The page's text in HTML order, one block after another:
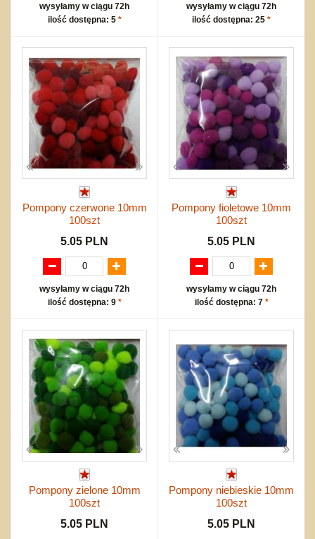
wysyłamy w ciągu 72h
ilość dostępna: 5 *
wysyłamy w ciągu 72h
ilość dostępna: 25 *
Pompony czerwone 10mm
100szt
5.05 PLN
wysyłamy w ciągu 72h
ilość dostępna: 9 *
Pompony fioletowe 10mm
100szt
5.05 PLN
wysyłamy w ciągu 72h
ilość dostępna: 7 *
Pompony zielone 10mm
100szt
5.05 PLN
Pompony niebieskie 10mm
100szt
5.05 PLN